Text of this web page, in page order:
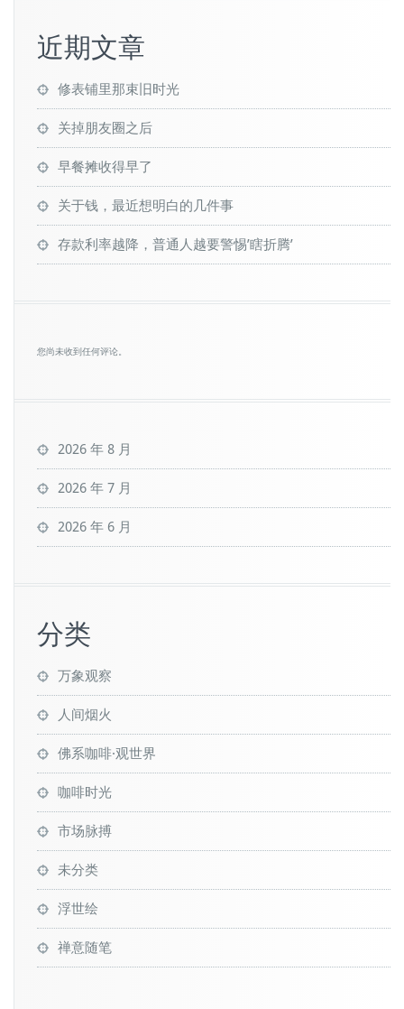
近期文章
修表铺里那束旧时光
关掉朋友圈之后
早餐摊收得早了
关于钱，最近想明白的几件事
存款利率越降，普通人越要警惕’瞎折腾’
您尚未收到任何评论。
2026 年 8 月
2026 年 7 月
2026 年 6 月
分类
万象观察
人间烟火
佛系咖啡·观世界
咖啡时光
市场脉搏
未分类
浮世绘
禅意随笔